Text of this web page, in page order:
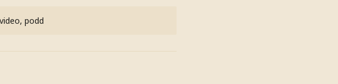
podd